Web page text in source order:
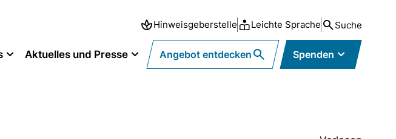
Hinweisgeberstelle Leichte Sprache Suche
Aktuelles und Presse Angebot entdecken Spenden